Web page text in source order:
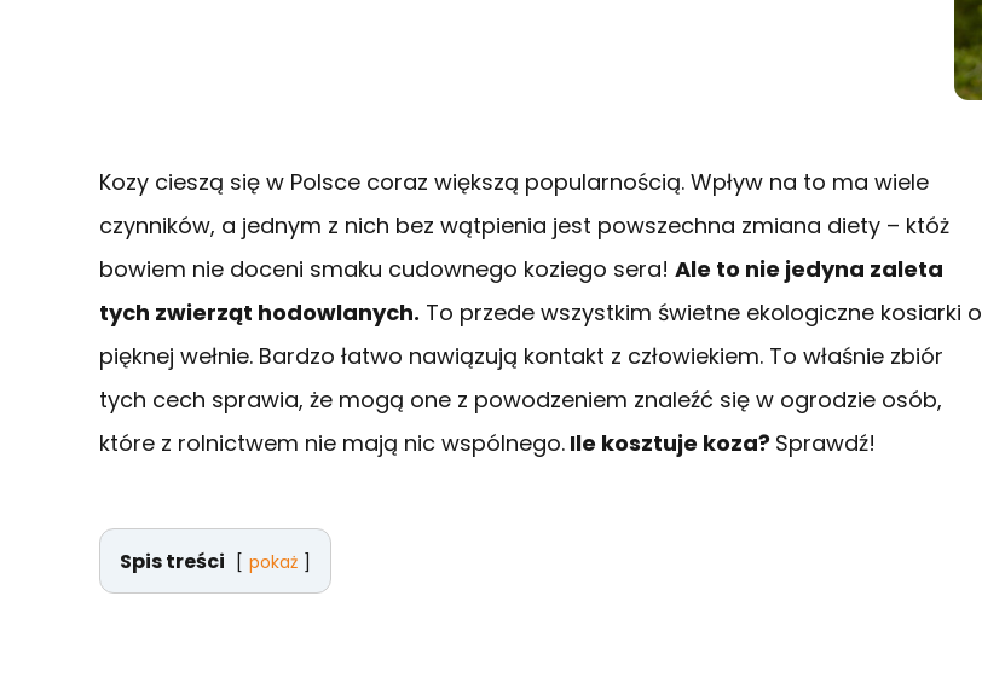
Kozy cieszą się w Polsce coraz większą popularnością. Wpływ na to ma wiele
czynników, a jednym z nich bez wątpienia jest powszechna zmiana diety – któż
bowiem nie doceni smaku cudownego koziego sera! Ale to nie jedyna zaleta
tych zwierząt hodowlanych. To przede wszystkim świetne ekologiczne kosiarki o
pięknej wełnie. Bardzo łatwo nawiązują kontakt z człowiekiem. To właśnie zbiór
tych cech sprawia, że mogą one z powodzeniem znaleźć się w ogrodzie osób,
które z rolnictwem nie mają nic wspólnego. Ile kosztuje koza? Sprawdź!
Spis treści pokaż